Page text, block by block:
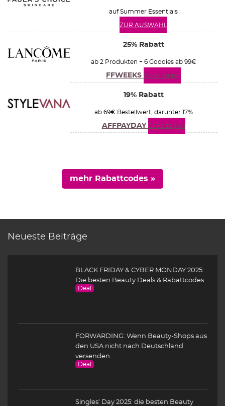
auf Summer Essentials
ZUR AUSWAHL
25% Rabatt
ab 2 Produkten + 6 Goodies ab 99€
FFWEEKS Code zeigen
19% Rabatt
ab 69€ Bestellwert, darunter 17%
AFFPAYDAY Code zeigen
mehr Rabattcodes »
Neueste Beiträge
BLACK FRIDAY & CYBER MONDAY 2025:
Die besten Beauty Deals & Rabattcodes
Deal
FORWARDING: Wenn Beauty-Shops aus
den USA nicht nach Deutschland
versenden
Deal
Singles’ Day 2025: die besten Beauty